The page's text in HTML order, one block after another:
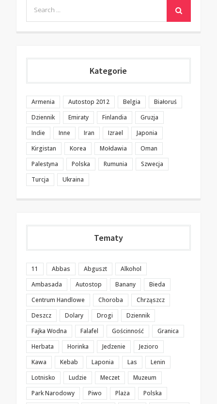
for:
Kategorie
Armenia Autostop 2012 Belgia
Białoruś
Dziennik
Emiraty Finlandia
Gruzja
Indie
Inne Iran Izrael
Japonia
Kirgistan
Korea Mołdawia
Oman
Palestyna
Polska Rumunia
Szwecja
Turcja
Ukraina
Tematy
11 Abbas Abguszt
Alkohol
Ambasada
Autostop Banany
Bieda
Centrum Handlowe
Choroba
Chrząszcz
Deszcz
Dolary Drogi
Dziennik
Fajka Wodna
Falafel Gościnność
Granica
Herbata
Horinka Jedzenie
Jezioro
Kawa
Kebab Laponia Las
Lenin
Lotnisko
Ludzie Meczet
Muzeum
Park Narodowy
Piwo Plaża Polska